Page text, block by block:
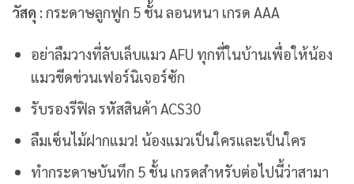
วัสดุ : กระดาษลูกฟูก 5 ชั้น ลอนหนา เกรด AAA
อย่าลืมวางที่ลับเล็บแมว AFU ทุกที่ในบ้านเพื่อให้น้อง
แมวขีดข่วนเฟอร์นิเจอร์ซัก
รับรองรีฟิล รหัสสินค้า ACS30
ลืมเซ็นไม้ฝากแมว! น้องแมวเป็นใครและเป็นใคร
ทำกระดาษบันทึก 5 ชั้น เกรดสำหรับต่อไปนี้ว่าสามา